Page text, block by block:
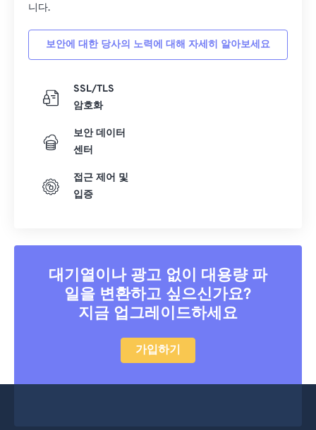
니다.
보안에 대한 당사의 노력에 대해 자세히 알아보세요
SSL/TLS
암호화
보안 데이터
센터
접근 제어 및
입증
대기열이나 광고 없이 대용량 파
일을 변환하고 싶으신가요?
지금 업그레이드하세요
가입하기